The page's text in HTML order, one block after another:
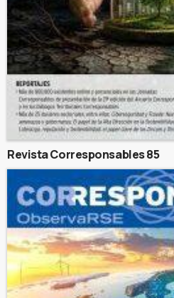
Revista Corresponsables 85